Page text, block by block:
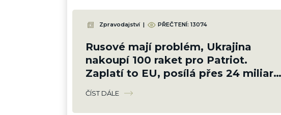
Zpravodajství | PŘEČTENÍ: 13074
Rusové mají problém, Ukrajina
nakoupí 100 raket pro Patriot.
Zaplatí to EU, posílá přes 24 miliard
Kč
ČÍST DÁLE